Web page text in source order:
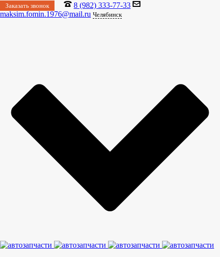
Заказать звонок
8 (982) 333-77-33
maksim.fomin.1976@mail.ru Челябинск